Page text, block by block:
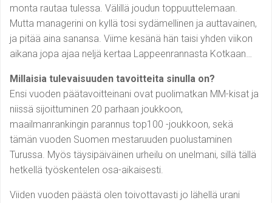
monta rautaa tulessa. Välillä joudun toppuuttelemaan.
Mutta managerini on kyllä tosi sydämellinen ja auttavainen,
ja pitää aina sanansa. Viime kesänä hän taisi yhden viikon
aikana jopa ajaa neljä kertaa Lappeenrannasta Kotkaan…
Millaisia tulevaisuuden tavoitteita sinulla on?
Ensi vuoden päätavoitteinani ovat puolimatkan MM-kisat ja
niissä sijoittuminen 20 parhaan joukkoon,
maailmanrankingin parannus top100 -joukkoon, sekä
tämän vuoden Suomen mestaruuden puolustaminen
Turussa. Myös täysipäiväinen urheilu on unelmani, sillä tällä
hetkellä työskentelen osa-aikaisesti.
Viiden vuoden päästä olen toivottavasti jo lähellä urani